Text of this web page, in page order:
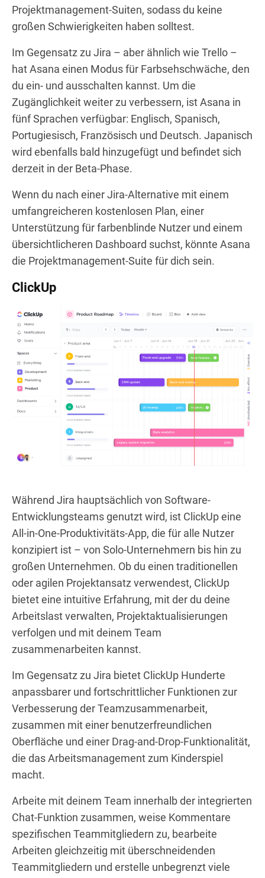
Projektmanagement-Suiten, sodass du keine
großen Schwierigkeiten haben solltest.
Im Gegensatz zu Jira – aber ähnlich wie Trello –
hat Asana einen Modus für Farbsehschwäche, den
du ein- und ausschalten kannst. Um die
Zugänglichkeit weiter zu verbessern, ist Asana in
fünf Sprachen verfügbar: Englisch, Spanisch,
Portugiesisch, Französisch und Deutsch. Japanisch
wird ebenfalls bald hinzugefügt und befindet sich
derzeit in der Beta-Phase.
Wenn du nach einer Jira-Alternative mit einem
umfangreicheren kostenlosen Plan, einer
Unterstützung für farbenblinde Nutzer und einem
übersichtlicheren Dashboard suchst, könnte Asana
die Projektmanagement-Suite für dich sein.
ClickUp
Während Jira hauptsächlich von Software-
Entwicklungsteams genutzt wird, ist ClickUp eine
All-in-One-Produktivitäts-App, die für alle Nutzer
konzipiert ist – von Solo-Unternehmern bis hin zu
großen Unternehmen. Ob du einen traditionellen
oder agilen Projektansatz verwendest, ClickUp
bietet eine intuitive Erfahrung, mit der du deine
Arbeitslast verwalten, Projektaktualisierungen
verfolgen und mit deinem Team
zusammenarbeiten kannst.
Im Gegensatz zu Jira bietet ClickUp Hunderte
anpassbarer und fortschrittlicher Funktionen zur
Verbesserung der Teamzusammenarbeit,
zusammen mit einer benutzerfreundlichen
Oberfläche und einer Drag-and-Drop-Funktionalität,
die das Arbeitsmanagement zum Kinderspiel
macht.
Arbeite mit deinem Team innerhalb der integrierten
Chat-Funktion zusammen, weise Kommentare
spezifischen Teammitgliedern zu, bearbeite
Arbeiten gleichzeitig mit überschneidenden
Teammitgliedern und erstelle unbegrenzt viele